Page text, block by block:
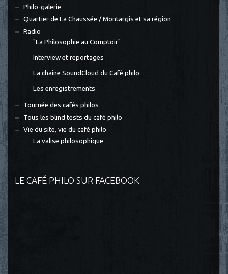
Philo-galerie
Quartier de La Chaussée / Montargis et sa région
Radio
"La Philosophie au Comptoir"
Interview et reportages
La chaîne SoundCloud du Café philo
Les enregistrements
Tournée des cafés philos
Tous les blind tests du café philo
Vie du site, vie du café philo
La valise philosophique
LE CAFÉ PHILO SUR FACEBOOK